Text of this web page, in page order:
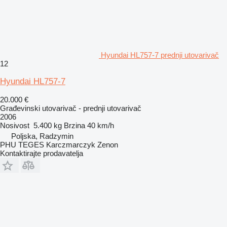
Hyundai HL757-7 prednji utovarivač
12
Hyundai HL757-7
20.000 €
Građevinski utovarivač - prednji utovarivač
2006
Nosivost 5.400 kg Brzina 40 km/h
Poljska, Radzymin
PHU TEGES Karczmarczyk Zenon
Kontaktirajte prodavatelja